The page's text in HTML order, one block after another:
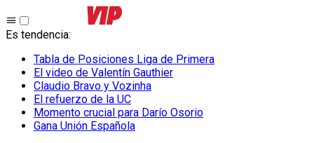
Es tendencia:
Tabla de Posiciones Liga de Primera
El video de Valentín Gauthier
Claudio Bravo y Vozinha
El refuerzo de la UC
Momento crucial para Darío Osorio
Gana Unión Española